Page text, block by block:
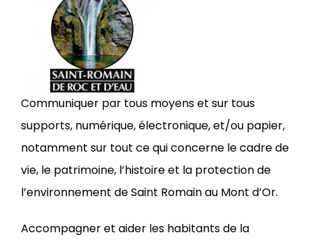
Communiquer par tous moyens et sur tous
supports, numérique, électronique, et/ou papier,
notamment sur tout ce qui concerne le cadre de
vie, le patrimoine, l’histoire et la protection de
l’environnement de Saint Romain au Mont d’Or.
Accompagner et aider les habitants de la